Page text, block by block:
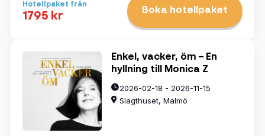
Hotellpaket från
1795 kr Boka hotellpaket
Enkel, vacker, öm – En
hyllning till Monica Z
2026-02-18 - 2026-11-15
Slagthuset, Malmö